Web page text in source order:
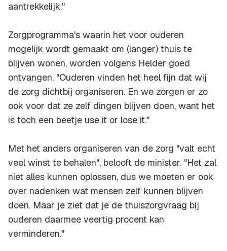
aantrekkelijk."
Zorgprogramma's waarin het voor ouderen
mogelijk wordt gemaakt om (langer) thuis te
blijven wonen, worden volgens Helder goed
ontvangen. "Ouderen vinden het heel fijn dat wij
de zorg dichtbij organiseren. En we zorgen er zo
ook voor dat ze zelf dingen blijven doen, want het
is toch een beetje use it or lose it."
Met het anders organiseren van de zorg "valt echt
veel winst te behalen", belooft de minister. "Het zal
niet alles kunnen oplossen, dus we moeten er ook
over nadenken wat mensen zelf kunnen blijven
doen. Maar je ziet dat je de thuiszorgvraag bij
ouderen daarmee veertig procent kan
verminderen."